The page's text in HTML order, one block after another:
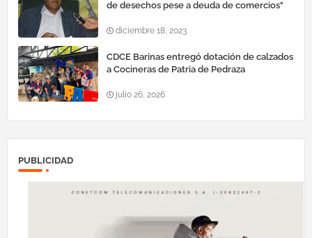
de desechos pese a deuda de comercios"
diciembre 18, 2023
CDCE Barinas entregó dotación de calzados
a Cocineras de Patria de Pedraza
julio 26, 2026
PUBLICIDAD